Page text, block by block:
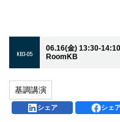
KB3-05
06.16(金) 13:30-14:10
RoomKB
基調講演
シェア シェ